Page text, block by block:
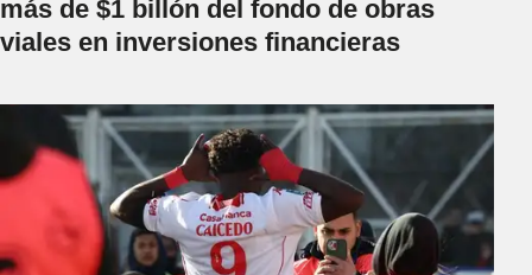
más de $1 billón del fondo de obras
viales en inversiones financieras